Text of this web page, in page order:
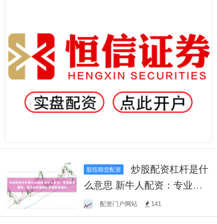
股指期货配资
炒股配资杠杆是什
么意思 新牛人配资：专业配
资服务，助力投资者轻松实
现财富增长
配资门户网站 141